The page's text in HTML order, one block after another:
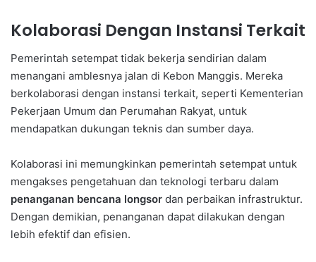
Kolaborasi Dengan Instansi Terkait
Pemerintah setempat tidak bekerja sendirian dalam
menangani amblesnya jalan di Kebon Manggis. Mereka
berkolaborasi dengan instansi terkait, seperti Kementerian
Pekerjaan Umum dan Perumahan Rakyat, untuk
mendapatkan dukungan teknis dan sumber daya.
Kolaborasi ini memungkinkan pemerintah setempat untuk
mengakses pengetahuan dan teknologi terbaru dalam
penanganan bencana longsor dan perbaikan infrastruktur.
Dengan demikian, penanganan dapat dilakukan dengan
lebih efektif dan efisien.